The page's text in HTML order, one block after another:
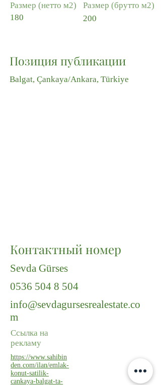
Размер (нетто м2)
180
Размер (брутто м2)
200
Позиция публикации
Balgat, Çankaya/Ankara, Türkiye
Контактный номер
Sevda Gürses
0536 504 8 504
info@sevdagursesrealestate.co
m
Ссылка на
рекламу
https://www.sahibin
den.com/ilan/emlak-
konut-satilik-
cankaya-balgat-ta-